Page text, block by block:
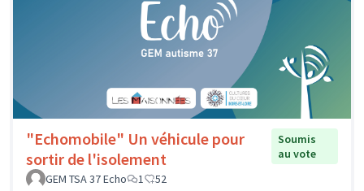
"Echomobile" Un véhicule pour
sortir de l'isolement
Soumis
au vote
GEM TSA 37 Echo
1 52